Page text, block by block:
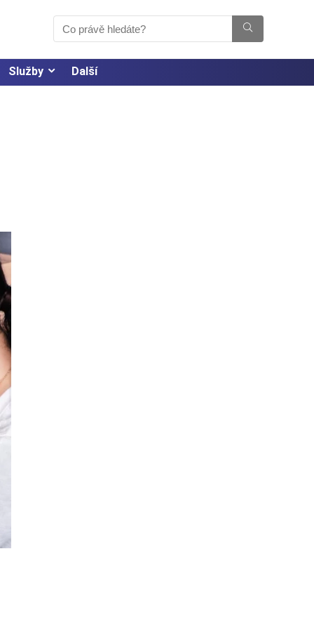
Služby Další